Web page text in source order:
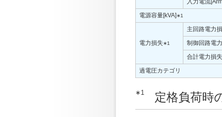
電源容量[kVA]∗1
電力損失∗1
主回路電力
制御回路電
合計電力損
過電圧カテゴリ
∗1 定格負荷時